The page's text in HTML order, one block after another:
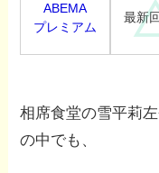
ABEMA
プレミアム
最新
相席食堂の雪平莉
の中でも、